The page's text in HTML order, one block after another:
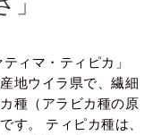
ィマ・ティピカ」
地ウイラ県で、繊細
種（アラビカ種の原
す。 ティピカ種は、